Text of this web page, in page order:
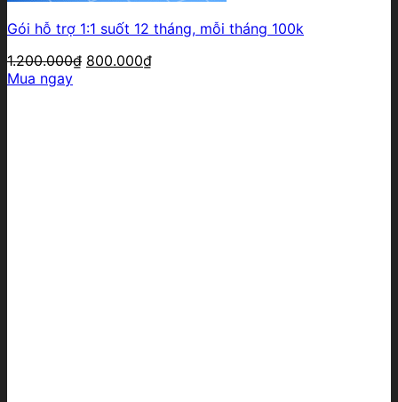
Gói hỗ trợ 1:1 suốt 12 tháng, mỗi tháng 100k
1.200.000₫ Giá
800.000₫Giá
Mua ngay